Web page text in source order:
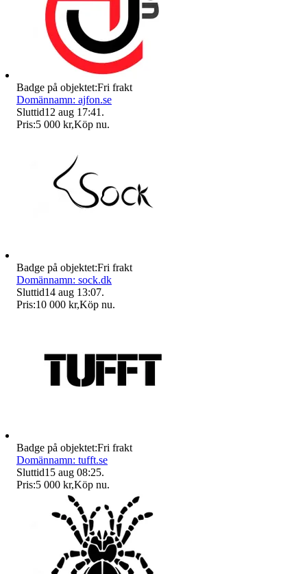
Badge på objektet:Fri frakt
Domännamn: ajfon.se
Sluttid12 aug 17:41 .
Pris:5 000 kr,Köp nu.
Badge på objektet:Fri frakt
Domännamn: sock.dk
Sluttid14 aug 13:07.
Pris:10 000 kr,Köp nu.
Badge på objektet:Fri frakt
Domännamn: tufft.se
Sluttid15 aug 08:25.
Pris:5 000 kr,Köp nu.